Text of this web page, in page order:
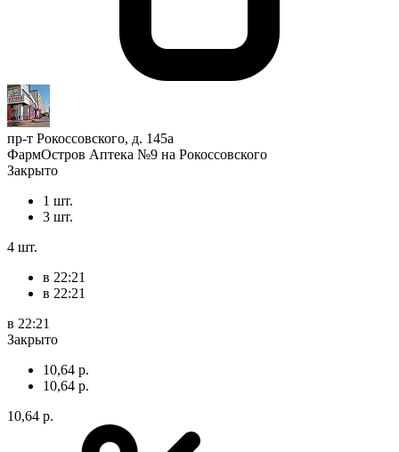
пр-т Рокоссовского, д. 145а
ФармОстров Аптека №9 на Рокоссовского
Закрыто
1 шт.
3 шт.
4 шт.
в 22:21
в 22:21
в 22:21
Закрыто
10,64 р.
10,64 р.
10,64 р.